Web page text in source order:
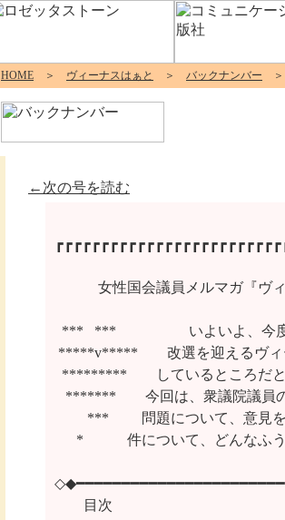
HOME ＞ ヴィーナスはぁと ＞ バックナンバー ＞
←次の号を読む
　女性国会議員メルマガ『
***   ***　　　　　いよいよ、
*****v*****　　改選を迎えるヴィ
*********　　しているところだ
*******　　今回は、衆議院議
***　 　問題について、意見を
*　　　件について、どんな
目次